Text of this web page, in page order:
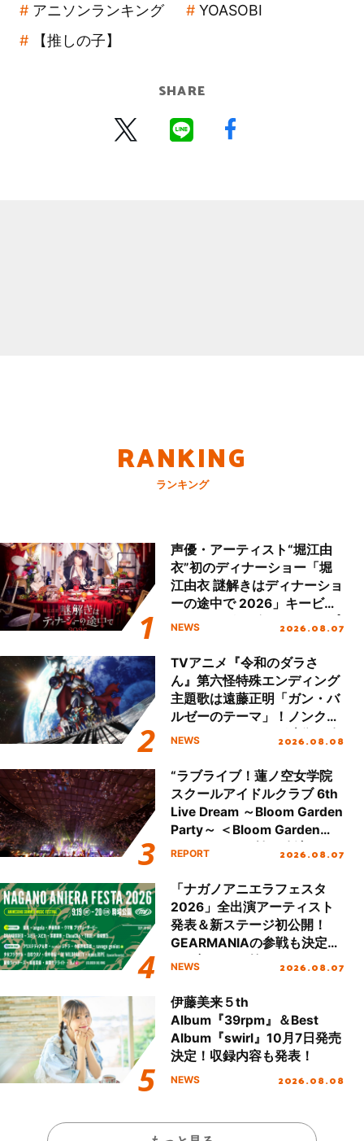
アニソンランキング
YOASOBI
【推しの子】
SHARE
RANKING
ランキング
声優・アーティスト“堀江由
衣”初のディナーショー「堀
江由衣 謎解きはディナーショ
ーの途中で 2026」キービジ
ュアル＆グッズラインナップ
NEWS 2026.08.07
TVアニメ『令和のダラさ
ん』第六怪特殊エンディング
主題歌は遠藤正明「ガン・バ
ルゼーのテーマ」！ノンクレ
ジットエンディング映像も公
NEWS 2026.08.08
“ラブライブ！蓮ノ空女学院
スクールアイドルクラブ 6th
Live Dream ～Bloom Garden
Party～ ＜Bloom Garden
Party Stage／埼玉公演＞”
REPORT 2026.08.07
「ナガノアニエラフェスタ
2026」全出演アーティスト
発表＆新ステージ初公開！
GEARMANIAの参戦も決定
し、初となる第3ステージの
NEWS 2026.08.07
伊藤美来５th
Album『39rpm』＆Best
Album『swirl』10月7日発売
決定！収録内容も発表！
NEWS 2026.08.08